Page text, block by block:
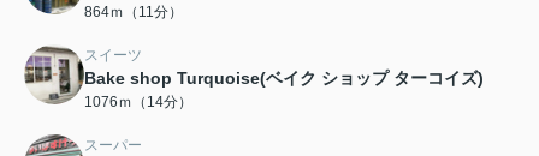
864ｍ（11分）
スイーツ
Bake shop Turquoise(ベイク ショップ ターコイズ)
1076ｍ（14分）
スーパー